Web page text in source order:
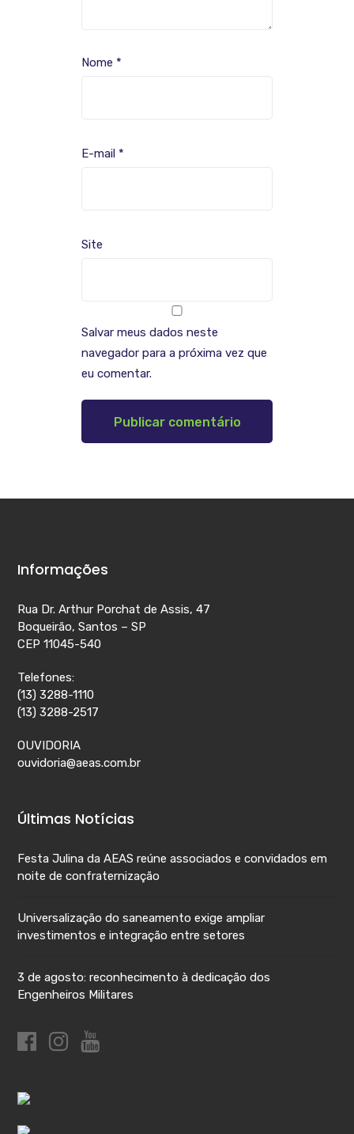
Nome *
E-mail *
Site
Salvar meus dados neste
navegador para a próxima vez que
eu comentar.
Informações
Rua Dr. Arthur Porchat de Assis, 47
Boqueirão, Santos – SP
CEP 11045-540
Telefones:
(13) 3288-1110
(13) 3288-2517
OUVIDORIA
ouvidoria@aeas.com.br
Últimas Notícias
Festa Julina da AEAS reúne associados e convidados em
noite de confraternização
Universalização do saneamento exige ampliar
investimentos e integração entre setores
3 de agosto: reconhecimento à dedicação dos
Engenheiros Militares